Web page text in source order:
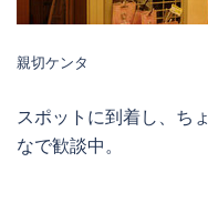
親切ケンタ
スポットに到着し、ち
なで歓談中。